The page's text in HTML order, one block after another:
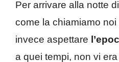
Per arrivare alla notte
come la chiamiamo
invece aspettare
a quei tempi, non vi